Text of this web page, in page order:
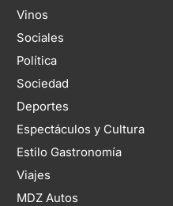
Vinos
Sociales
Política
Sociedad
Deportes
Espectáculos y Cultura
Estilo Gastronomía
Viajes
MDZ Autos